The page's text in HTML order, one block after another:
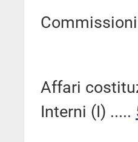
Affari
Interni (I) .....